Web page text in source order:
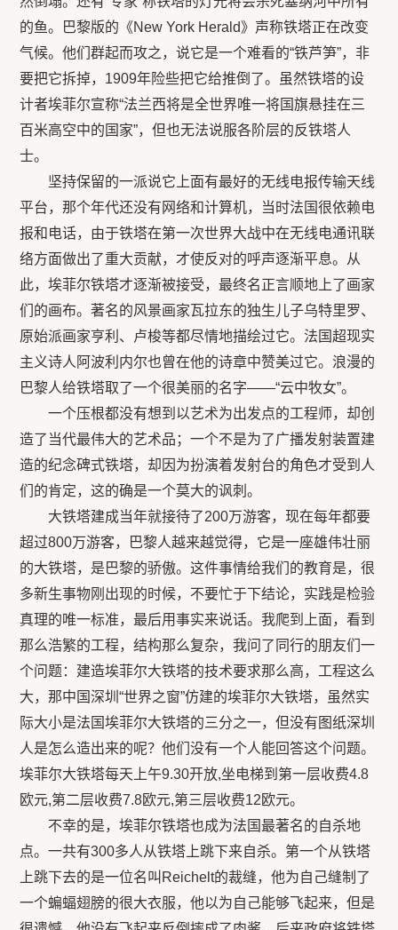
的鱼。巴黎版的《New York Herald》声称铁塔正在改变
气候。他们群起而攻之，说它是一个难看的“铁芦笋”，非
要把它拆掉，1909年险些把它给推倒了。虽然铁塔的设
计者埃菲尔宣称“法兰西将是全世界唯一将国旗悬挂在三
百米高空中的国家”，但也无法说服各阶层的反铁塔人
士。
坚持保留的一派说它上面有最好的无线电报传输天线
平台，那个年代还没有网络和计算机，当时法国很依赖电
报和电话，由于铁塔在第一次世界大战中在无线电通讯联
络方面做出了重大贡献，才使反对的呼声逐渐平息。从
此，埃菲尔铁塔才逐渐被接受，最终名正言顺地上了画家
们的画布。著名的风景画家瓦拉东的独生儿子乌特里罗、
原始派画家亨利、卢梭等都尽情地描绘过它。法国超现实
主义诗人阿波利内尔也曾在他的诗章中赞美过它。浪漫的
巴黎人给铁塔取了一个很美丽的名字——“云中牧女”。
一个压根都没有想到以艺术为出发点的工程师，却创
造了当代最伟大的艺术品；一个不是为了广播发射装置建
造的纪念碑式铁塔，却因为扮演着发射台的角色才受到人
们的肯定，这的确是一个莫大的讽刺。
大铁塔建成当年就接待了200万游客，现在每年都要
超过800万游客，巴黎人越来越觉得，它是一座雄伟壮丽
的大铁塔，是巴黎的骄傲。这件事情给我们的教育是，很
多新生事物刚出现的时候，不要忙于下结论，实践是检验
真理的唯一标准，最后用事实来说话。我爬到上面，看到
那么浩繁的工程，结构那么复杂，我问了同行的朋友们一
个问题：建造埃菲尔大铁塔的技术要求那么高，工程这么
大，那中国深圳“世界之窗”仿建的埃菲尔大铁塔，虽然实
际大小是法国埃菲尔大铁塔的三分之一，但没有图纸深圳
人是怎么造出来的呢？他们没有一个人能回答这个问题。
埃菲尔大铁塔每天上午9.30开放,坐电梯到第一层收费4.8
欧元,第二层收费7.8欧元,第三层收费12欧元。
不幸的是，埃菲尔铁塔也成为法国最著名的自杀地
点。一共有300多人从铁塔上跳下来自杀。第一个从铁塔
上跳下去的是一位名叫Reichelt的裁缝，他为自己缝制了
一个蝙蝠翅膀的很大衣服，他以为自己能够飞起来，但是